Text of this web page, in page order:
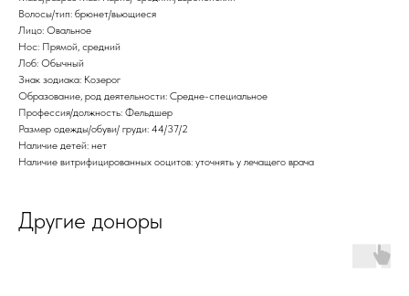
Волосы/тип: брюнет/вьющиеся
Лицо: Овальное
Нос: Прямой, средний
Лоб: Обычный
Знак зодиака: Козерог
Образование, род деятельности: Средне-специальное
Профессия/должность: Фельдшер
Размер одежды/обуви/ груди: 44/37/2
Наличие детей: нет
Наличие витрифицированных ооцитов: уточнять у лечащего врача
Другие доноры